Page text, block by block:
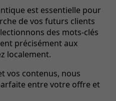
est essentielle pour
de vos futurs clients
des mots-clés
précisément aux
localement.
vos contenus, nous
entre votre offre et